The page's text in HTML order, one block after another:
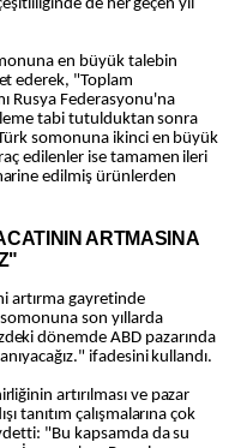
de her geçen yıl
en büyük talebin
ederek, "Toplam
Rusya Federasyonu'na
tabi tutulduktan sonra
somonuna ikinci en büyük
edilenler ise tamamen ileri
edilmiş ürünlerden
ARTMASINA
artırma gayretinde
son yıllarda
dönemde ABD pazarında
ifadesini kullandı.
artırılması ve pazar
tanıtım çalışmalarına çok
"Bu kapsamda da su